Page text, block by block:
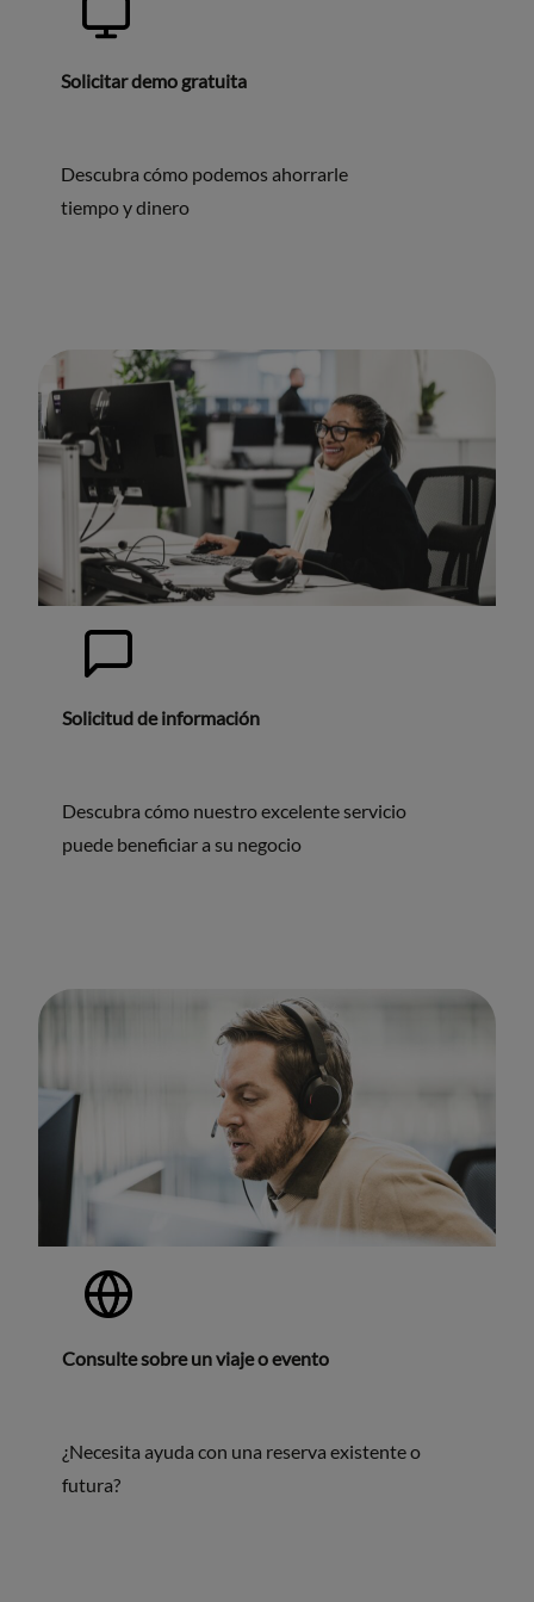
Solicitar demo gratuita
Descubra cómo podemos ahorrarle
tiempo y dinero
Solicitud de información
Descubra cómo nuestro excelente servicio
puede beneficiar a su negocio
Consulte sobre un viaje o evento
¿Necesita ayuda con una reserva existente o
futura?